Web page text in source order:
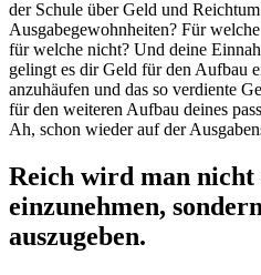
der Schule über Geld und
Ausgabegewohnheiten? Für
für welche nicht? Und deine
gelingt es dir Geld für den Aufbau
anzuhäufen und das so verdiente
für den weiteren Aufbau deines
Ah, schon wieder auf der
Reich wird man nicht
einzunehmen,
auszugeben.